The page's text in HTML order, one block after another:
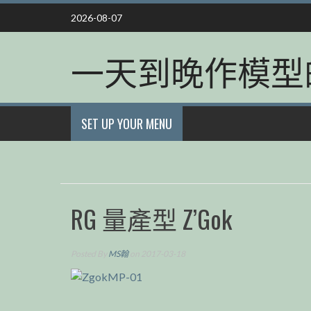
Skip
content
2026-08-07
一天到晚作模型
SET UP YOUR MENU
RG 量產型 Z’Gok
MS翰on 2017-03-18